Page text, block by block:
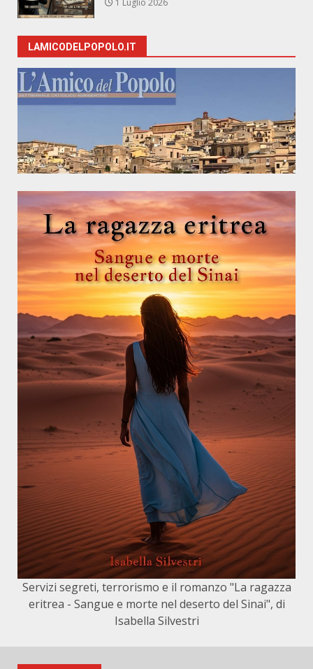
1 Luglio 2026
LAMICODELPOPOLO.IT
Servizi segreti, terrorismo e il romanzo "La ragazza
eritrea - Sangue e morte nel deserto del Sinai", di
Isabella Silvestri